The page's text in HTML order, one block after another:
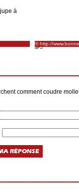
à
archives/2011/12/17/
© http://
cravate-par-
comment coudre